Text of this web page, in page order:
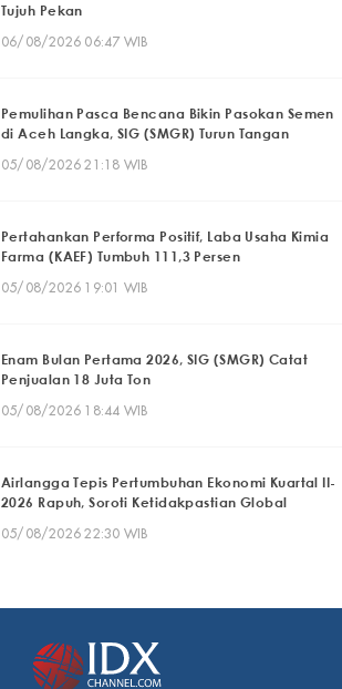
Tujuh Pekan
06/08/2026 06:47 WIB
Pemulihan Pasca Bencana Bikin Pasokan Semen
di Aceh Langka, SIG (SMGR) Turun Tangan
05/08/2026 21:18 WIB
Pertahankan Performa Positif, Laba Usaha Kimia
Farma (KAEF) Tumbuh 111,3 Persen
05/08/2026 19:01 WIB
Enam Bulan Pertama 2026, SIG (SMGR) Catat
Penjualan 18 Juta Ton
05/08/2026 18:44 WIB
Airlangga Tepis Pertumbuhan Ekonomi Kuartal II-
2026 Rapuh, Soroti Ketidakpastian Global
05/08/2026 22:30 WIB